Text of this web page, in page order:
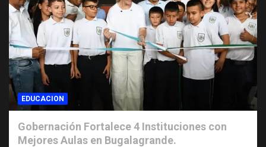
EDUCACION
Gobernación Fortalece 4 Instituciones con
Mejores Aulas en Bugalagrande.